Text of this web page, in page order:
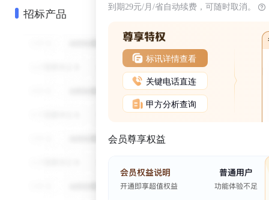
招标产品 到期29元/月/省自动续费，可随时取消。
标讯详情查看
关键电话直连
甲方分析查询
会员尊享权益